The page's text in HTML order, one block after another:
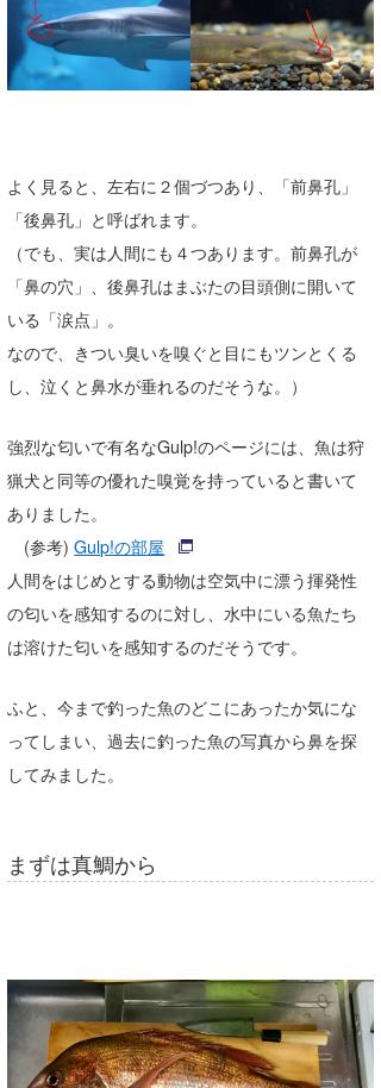
よく見ると、左右に２個づつあり、「前鼻孔」
「後鼻孔」と呼ばれます。
（でも、実は人間にも４つあります。前鼻孔が
「鼻の穴」、後鼻孔はまぶたの目頭側に開いて
いる「涙点」。
なので、きつい臭いを嗅ぐと目にもツンとくる
し、泣くと鼻水が垂れるのだそうな。）
強烈な匂いで有名なGulp!のページには、魚は狩
猟犬と同等の優れた嗅覚を持っていると書いて
ありました。
(参考)Gulp!の部屋
人間をはじめとする動物は空気中に漂う揮発性
の匂いを感知するのに対し、水中にいる魚たち
は溶けた匂いを感知するのだそうです。
ふと、今まで釣った魚のどこにあったか気にな
ってしまい、過去に釣った魚の写真から鼻を探
してみました。
まずは真鯛から
KOBU
KY
mitz
OYZ
S.K
Soulman
VAGY
YUKI☆
たっちー
まっきー
小川予報士
上田純子
唐澤予報士
米山予報士
wanda